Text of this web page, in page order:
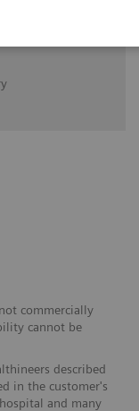
commercially
cannot be
described
in the customer's
and many